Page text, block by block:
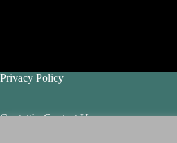
Privacy Policy
Contatti - Contact Us